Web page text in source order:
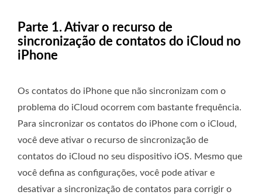
Parte 1. Ativar o recurso de
sincronização de contatos do iCloud no
iPhone
Os contatos do iPhone que não sincronizam com o
problema do iCloud ocorrem com bastante frequência.
Para sincronizar os contatos do iPhone com o iCloud,
você deve ativar o recurso de sincronização de
contatos do iCloud no seu dispositivo iOS. Mesmo que
você defina as configurações, você pode ativar e
desativar a sincronização de contatos para corrigir o